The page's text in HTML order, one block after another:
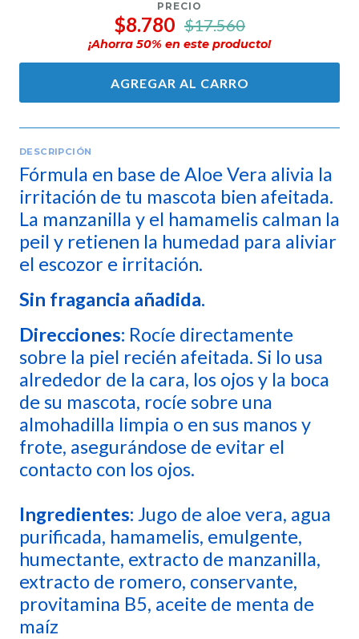
PRECIO
$8.780 $17.560
¡Ahorra50% en este producto!
AGREGAR AL CARRO
DESCRIPCIÓN
Fórmula en base de Aloe Vera alivia la
irritación de tu mascota bien afeitada.
La manzanilla y el hamamelis calman la
peil y retienen la humedad para aliviar
el escozor e irritación.
Sin fragancia añadida.
Direcciones: Rocíe directamente
sobre la piel recién afeitada. Si lo usa
alrededor de la cara, los ojos y la boca
de su mascota, rocíe sobre una
almohadilla limpia o en sus manos y
frote, asegurándose de evitar el
contacto con los ojos.
Ingredientes: Jugo de aloe vera, agua
purificada, hamamelis, emulgente,
humectante, extracto de manzanilla,
extracto de romero, conservante,
provitamina B5, aceite de menta de
maíz